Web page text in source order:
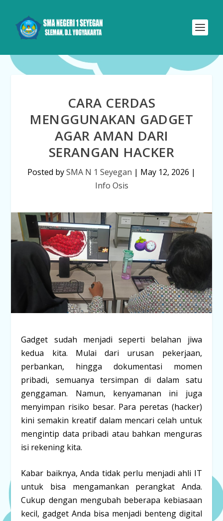
CARA CERDAS
MENGGUNAKAN GADGET
AGAR AMAN DARI
SERANGAN HACKER
Posted bySMA N 1 Seyegan | May 12, 2026 |
Info Osis
Gadget sudah menjadi seperti belahan jiwa
kedua kita. Mulai dari urusan pekerjaan,
perbankan, hingga dokumentasi momen
pribadi, semuanya tersimpan di dalam satu
genggaman. Namun, kenyamanan ini juga
menyimpan risiko besar. Para peretas (hacker)
kini semakin kreatif dalam mencari celah untuk
mengintip data pribadi atau bahkan menguras
isi rekening kita.
Kabar baiknya, Anda tidak perlu menjadi ahli IT
untuk bisa mengamankan perangkat Anda.
Cukup dengan mengubah beberapa kebiasaan
kecil, gadget Anda bisa menjadi benteng digital